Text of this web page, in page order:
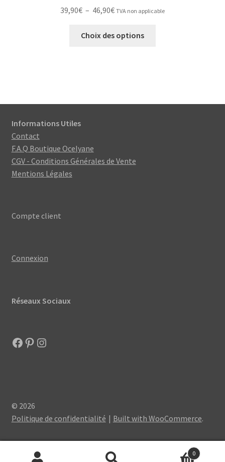
39,90€ – 46,90€Plage
prix :
TVA non applicable
Choix des options
options
Informations Utiles
Contact
F.A.Q Boutique Ocelyane
CGV - Conditions Générales de Vente
Mentions Légales
Compte client
Connexion
Réseaux Sociaux
Facebook
Pinterest
Instagram
© 2026
Politique de confidentialité
Built with WooCommerce.
0